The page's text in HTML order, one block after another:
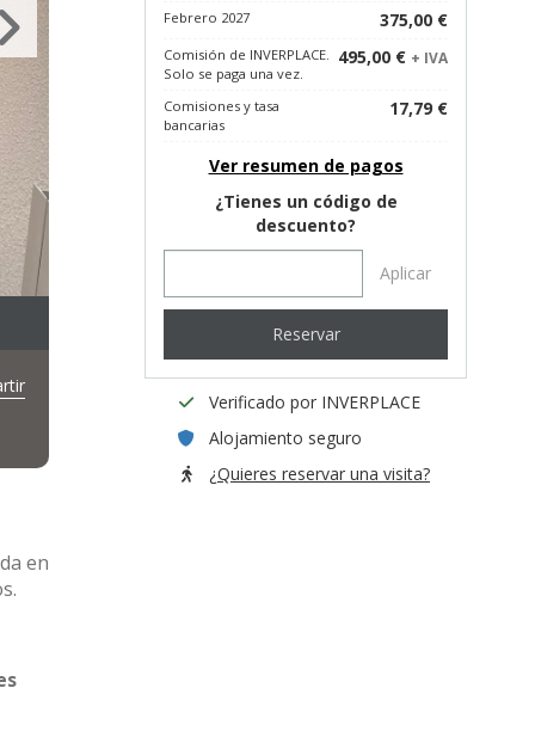
en
Febrero 2027 375,00 €
Comisión de INVERPLACE.
Solo se paga una vez.
495,00 € + IVA
Comisiones y tasa
bancarias
17,79 €
Ver resumen de pagos
¿Tienes un código de
descuento?
Aplicar
Reservar
Verificado por INVERPLACE
Alojamiento seguro
¿Quieres reservar una visita?